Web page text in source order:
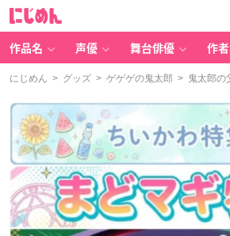
作品名 声優 舞台俳優 作
にじめん > グッズ > ゲゲゲの鬼太郎 > 鬼太郎の